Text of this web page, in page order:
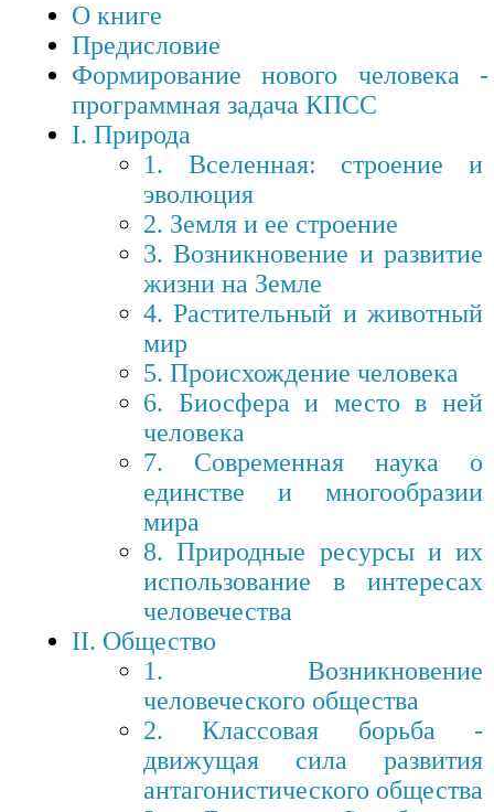
О книге
Предисловие
Формирование нового человека -
программная задача КПСС
I. Природа
1. Вселенная: строение и
эволюция
2. Земля и ее строение
3. Возникновение и развитие
жизни на Земле
4. Растительный и животный
мир
5. Происхождение человека
6. Биосфера и место в ней
человека
7. Современная наука о
единстве и многообразии
мира
8. Природные ресурсы и их
использование в интересах
человечества
II. Общество
1. Возникновение
человеческого общества
2. Классовая борьба -
движущая сила развития
антагонистического общества